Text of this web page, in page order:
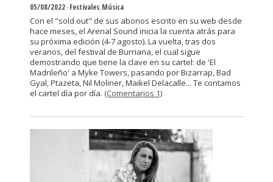
05/08/2022-Festivales,Música
Con el "sold out" de sus abonos escrito en su web desde
hace meses, el Arenal Sound inicia la cuenta atrás para
su próxima edición (4-7 agosto). La vuelta, tras dos
veranos, del festival de Burriana, el cual sigue
demostrando que tiene la clave en su cartel: de 'El
Madrileño' a Myke Towers, pasando por Bizarrap, Bad
Gyal, Ptazeta, Nil Moliner, Maikel Delacalle... Te contamos
el cartel día por día. (Comentarios 1)